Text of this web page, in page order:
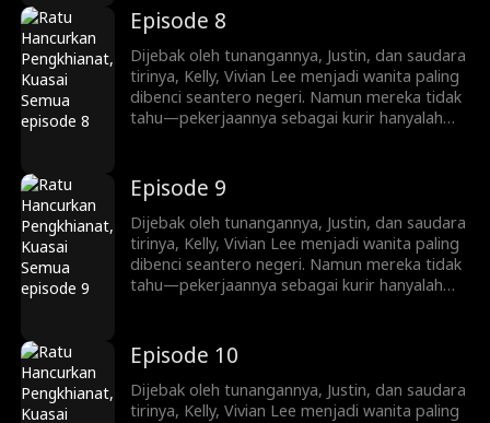
Lee. Mulai dari menjatuhkan lawan lewat
siaran langsung dan konflik keluarga, hingga
melatih Ryan Shaw yang pemalu menjadi
pewaris tangguh, Vivian memainkan
permainan kekuasaan dan balas dendam yang
kejam.
Episode 8
Dijebak oleh tunangannya, Justin, dan saudara
tirinya, Kelly, Vivian Lee menjadi wanita paling
dibenci seantero negeri. Namun mereka tidak
tahu—pekerjaannya sebagai kurir hanyalah
Lee. Mulai dari menjatuhkan lawan lewat
siaran langsung dan konflik keluarga, hingga
melatih Ryan Shaw yang pemalu menjadi
pewaris tangguh, Vivian memainkan
permainan kekuasaan dan balas dendam yang
kejam.
Episode 9
Dijebak oleh tunangannya, Justin, dan saudara
tirinya, Kelly, Vivian Lee menjadi wanita paling
dibenci seantero negeri. Namun mereka tidak
tahu—pekerjaannya sebagai kurir hanyalah
Lee. Mulai dari menjatuhkan lawan lewat
siaran langsung dan konflik keluarga, hingga
melatih Ryan Shaw yang pemalu menjadi
pewaris tangguh, Vivian memainkan
Episode 10
Dijebak oleh tunangannya, Justin, dan saudara
tirinya, Kelly, Vivian Lee menjadi wanita paling